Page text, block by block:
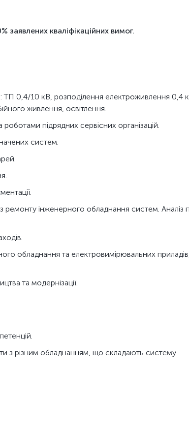
кваліфікаційних вимог.
ТП 0,4/10 кВ, розподілення електроживлення 0,4
живлення, освітлення.
підрядних сервісних організацій.
систем.
інженерного обладнання систем. Аналіз
обладнання та електровимірювальних
та модернізації.
з різним обладнанням, що складають систему